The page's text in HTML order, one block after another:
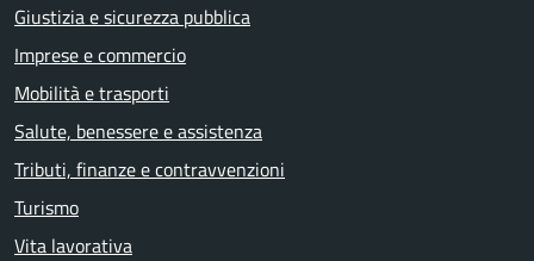
Giustizia e sicurezza pubblica
Imprese e commercio
Mobilità e trasporti
Salute, benessere e assistenza
Tributi, finanze e contravvenzioni
Turismo
Vita lavorativa